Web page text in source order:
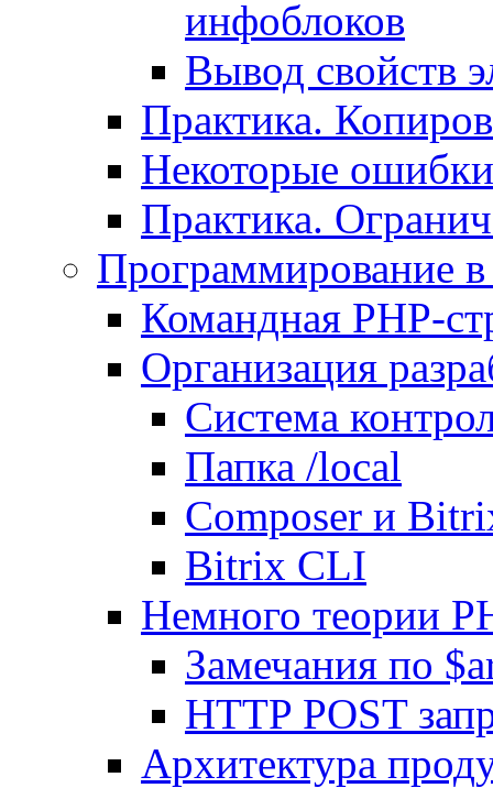
инфоблоков
Вывод свойств
Практика.
Некоторые
Практика.
Программирование
Командная PHP-
Организация
Система
Папка /local
Composer и
Bitrix CLI
Немного теории
Замечания по
HTTP POST
Архитектура